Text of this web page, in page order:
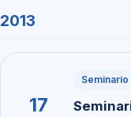
2013
17
Seminario